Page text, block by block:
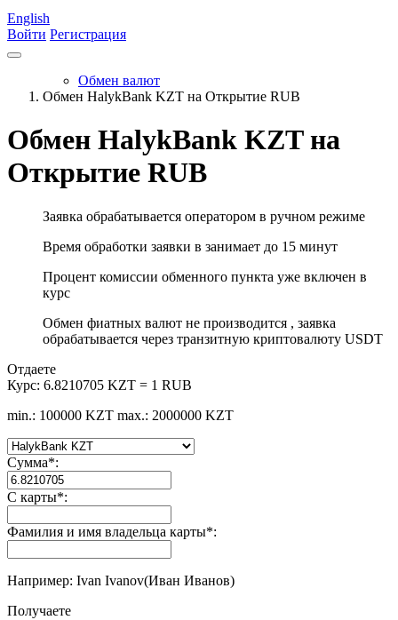
English
Войти Регистрация
Обмен валют
Обмен HalykBank KZT на Открытие RUB
Обмен HalykBank KZT на
Открытие RUB
Заявка обрабатывается оператором в ручном режиме
Время обработки заявки в занимает до 15 минут
Процент комиссии обменного пункта уже включен в
курс
Обмен фиатных валют не производится , заявка
обрабатывается через транзитную криптовалюту USDT
Отдаете
Курс: 6.8210705 KZT = 1 RUB
min.: 100000 KZT max.: 2000000 KZT
Сумма*:
С карты*:
Фамилия и имя владельца карты*:
Например: Ivan Ivanov(Иван Иванов)
Получаете